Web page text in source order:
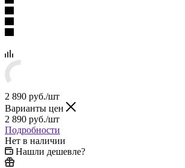
2 890 руб./шт
Варианты цен
2 890 руб./шт
Подробности
Нет в наличии
Нашли дешевле?